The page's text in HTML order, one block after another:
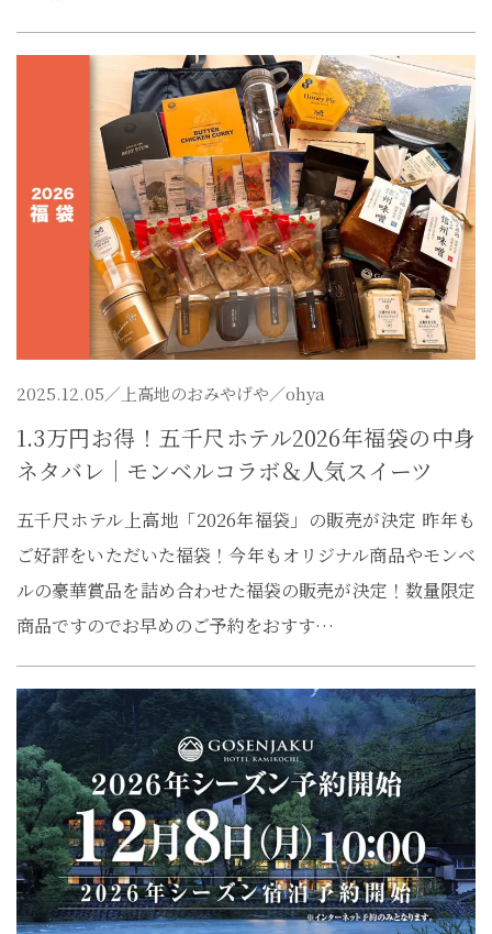
2025.12.05／ 上高地のおみやげや／ohya
1.3万円お得！五千尺ホテル2026年福袋の中身
ネタバレ｜モンベルコラボ＆人気スイーツ
五千尺ホテル上高地「2026年福袋」の販売が決定 昨年も
ご好評をいただいた福袋！今年もオリジナル商品やモンベ
ルの豪華賞品を詰め合わせた福袋の販売が決定！数量限定
商品ですのでお早めのご予約をおすす…